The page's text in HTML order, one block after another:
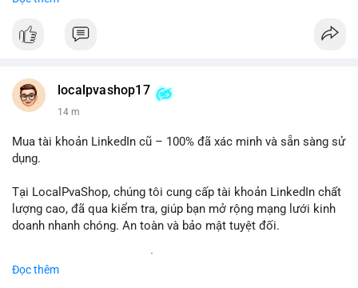
✅ Telegram: @localpvashop
✅ Email: localpvashop@gmail.com
localpvashop17
14 m
Mua tài khoản LinkedIn cũ – 100% đã xác minh và sẵn sàng sử
dụng.
Tại LocalPvaShop, chúng tôi cung cấp tài khoản LinkedIn chất
lượng cao, đã qua kiểm tra, giúp bạn mở rộng mạng lưới kinh
doanh nhanh chóng. An toàn và bảo mật tuyệt đối.
Đọc thêm